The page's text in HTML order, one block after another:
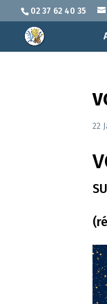
02 37 62 40 35
22